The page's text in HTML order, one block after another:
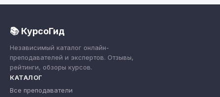
📚 КурсоГид
Независимый каталог онлайн-
преподавателей и экспертов. Отзывы,
рейтинги, обзоры курсов.
КАТАЛОГ
Все преподаватели